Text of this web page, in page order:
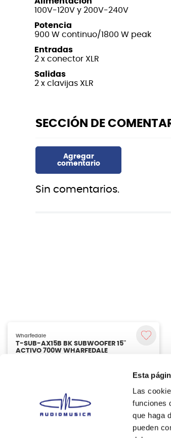
Esta
Las
funciones
que haga
pueden
100V-120V y 200V-240V
Potencia
900 W continuo/1800 W peak
Entradas
2 x conector XLR
Salidas
2 x clavijas XLR
Sin comentarios.